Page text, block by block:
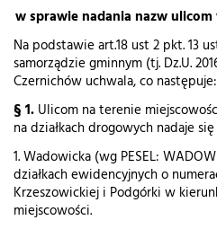
w sprawie nadania nazw
Na podstawie art.18 ust 2 pkt. 13
samorządzie gminnym (tj. Dz.U.
Czernichów uchwala, co następuje:
§ 1. Ulicom na terenie
na działkach drogowych nadaje
1. Wadowicka (wg PESEL:
działkach ewidencyjnych o
Krzeszowickiej i Podgórki w
miejscowości.